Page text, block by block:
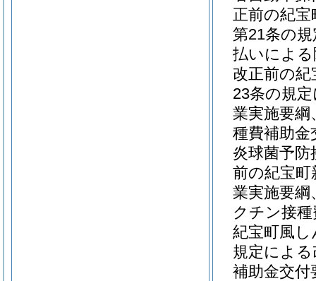
正前の紀宝
第21条の
払いによ
改正前の
23条の規
業実施要綱
種費補助金
炎球菌予
前の紀宝
業実施要綱
クチン接
紀宝町風し
規定によ
補助金交